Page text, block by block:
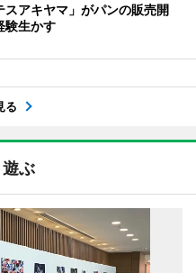
スアキヤマ」がパンの販売開
生かす
る
遊ぶ